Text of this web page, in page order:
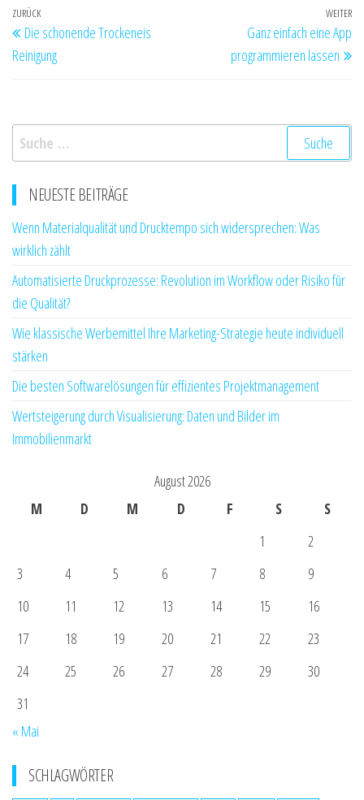
Beitrags-
Navigation
Vorheriger
Beitrag
ZURÜCK
Die schonende Trockeneis
Reinigung
WEITER
Ganz einfach eine App
programmieren lassen
Suche
nach:
NEUESTE BEITRÄGE
Wenn Materialqualität und Drucktempo sich widersprechen: Was
wirklich zählt
Automatisierte Druckprozesse: Revolution im Workflow oder Risiko für
die Qualität?
Wie klassische Werbemittel Ihre Marketing-Strategie heute individuell
stärken
Die besten Softwarelösungen für effizientes Projektmanagement
Wertsteigerung durch Visualisierung: Daten und Bilder im
Immobilienmarkt
August 2026
M
D M D F S
S
1
2
3
4 5 6 7 8
9
10
11 12 13 14 15
16
17
18 19 20 21 22
23
24
25 26 27 28 29
30
31
« Mai
SCHLAGWÖRTER